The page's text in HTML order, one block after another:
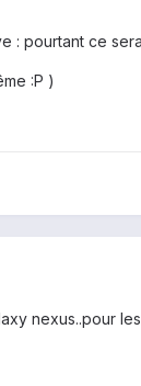
: pourtant ce
:P )
nexus..pour